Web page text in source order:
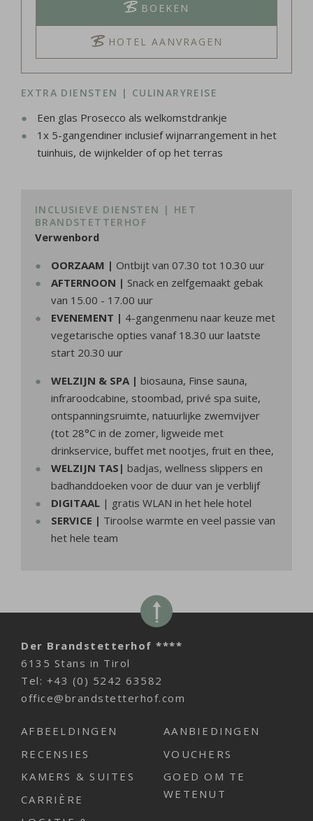
BOEKEN
HOTEL AANVRAGEN
EXTRA DIENSTEN | CULINARYREISE
Een glas Prosecco als welkomstdrankje
1x 5-gangendiner inclusief wijnarrangement in het
tuinhuis, de wijnkelder of op het terras
INCLUSIEVE DIENSTEN | HET
BRANDSTETTERHOF
Verwenbord
OORZAAM | Ontbijt van 07.30 tot 10.30 uur
AFTERNOON | Snack en zelfgemaakt gebak
van 15.00 - 17.00 uur
EVENEMENT | 4-gangenmenu naar keuze met
vegetarische opties vanaf 18.30 uur laatste
start 20.30 uur
WELZIJN & SPA | biosauna, Finse sauna,
infraroodcabine, stoombad, privé spa suite,
ontspanningsruimte, natuurlijke zwemvijver
(tot 28°C in de zomer, ligweide met
drinkservice, buffet met nootjes, fruit en thee,
WELZIJN TAS| badjas, wellness slippers en
badhanddoeken voor de duur van je verblijf
DIGITAAL| gratis WLAN in het hele hotel
SERVICE | Tiroolse warmte en veel passie van
het hele team
Der Brandstetterhof ****
6135 Stans in Tirol
Tel: +43 (0) 5242 63582
office@brandstetterhof.com
AFBEELDINGEN
RECENSIES
KAMERS & SUITES
CARRIÈRE
AANBIEDINGEN
VOUCHERS
GOED OM TE
WETENUT